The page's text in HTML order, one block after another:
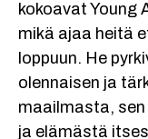
kokoavat Young
mikä ajaa heitä
loppuun. He
olennaisen ja
maailmasta,
ja elämästä